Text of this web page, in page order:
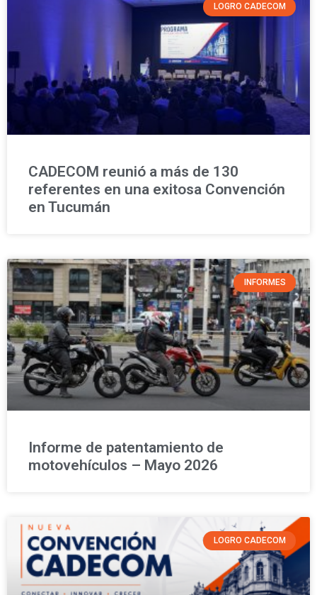
LOGRO CADECOM
CADECOM reunió a más de 130
referentes en una exitosa Convención
en Tucumán
INFORMES
Informe de patentamiento de
motovehículos – Mayo 2026
LOGRO CADECOM